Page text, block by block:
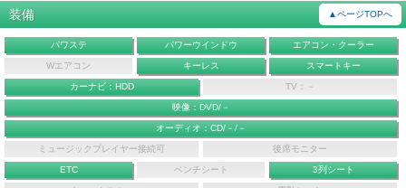
装備 ▲ページTOPへ
パワステ パワーウインドウ エアコン・クーラー
Wエアコン キーレス スマートキー
カーナビ：HDD TV：－
映像：DVD/－
オーディオ：CD/－/－
ミュージックプレイヤー接続可 後席モニター
ETC ベンチシート 3列シート